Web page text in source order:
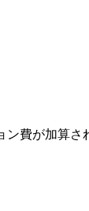
ン費が加算